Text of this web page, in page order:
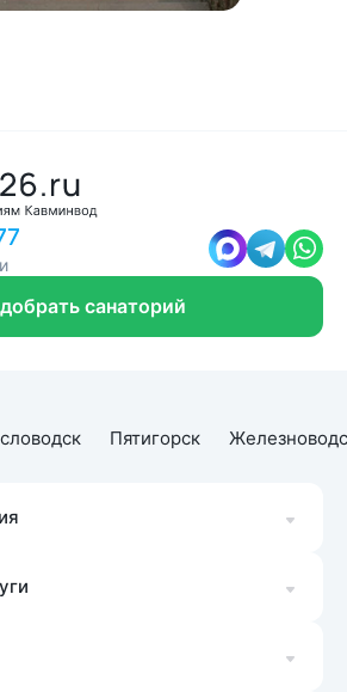
санаторий
Пятигорск